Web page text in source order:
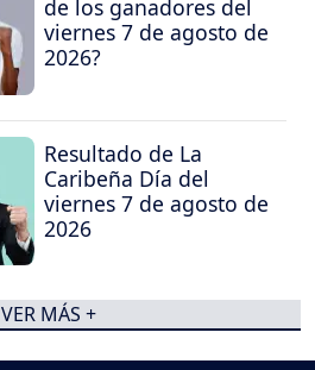
de los ganadores del
viernes 7 de agosto de
2026?
Resultado de La
Caribeña Día del
viernes 7 de agosto de
2026
VER MÁS +